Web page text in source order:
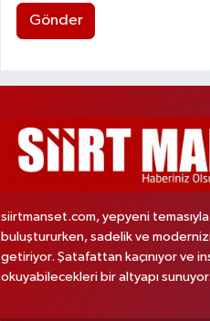
Gönder
siirtmanset.com, yepyeni
buluştururken, sadelik ve
getiriyor. Şatafattan kaçınıyor ve
okuyabilecekleri bir altyapı sunuyor.